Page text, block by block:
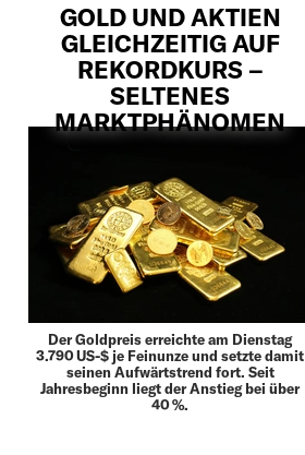
GOLD UND AKTIEN
GLEICHZEITIG AUF
REKORDKURS –
SELTENES
MARKTPHÄNOMEN
Der Goldpreis erreichte am Dienstag
3.790 US-$ je Feinunze und setzte damit
seinen Aufwärtstrend fort. Seit
Jahresbeginn liegt der Anstieg bei über
40 %.